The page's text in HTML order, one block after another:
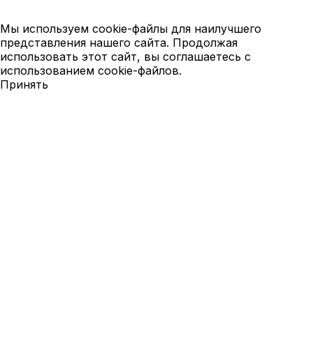
Мы используем cookie-файлы для наилучшего
представления нашего сайта. Продолжая
использовать этот сайт, вы соглашаетесь с
использованием cookie-файлов.
Принять